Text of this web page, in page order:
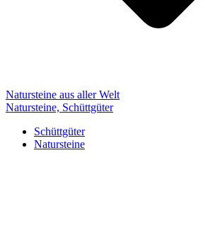
Natursteine aus aller Welt
Natursteine, Schüttgüter
Schüttgüter
Natursteine